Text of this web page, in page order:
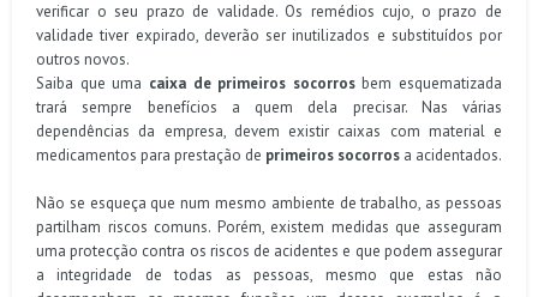
verificar o seu prazo de validade. Os remédios cujo, o prazo de
validade tiver expirado, deverão ser inutilizados e substituídos por
outros novos.
Saiba que uma caixa de primeiros socorrosbem esquematizada
trará sempre benefícios a quem dela precisar. Nas várias
dependências da empresa, devem existir caixas com material e
medicamentos para prestação de primeiros socorros a acidentados.
Não se esqueça que num mesmo ambiente de trabalho, as pessoas
partilham riscos comuns. Porém, existem medidas que asseguram
uma protecção contra os riscos de acidentes e que podem assegurar
a integridade de todas as pessoas, mesmo que estas não